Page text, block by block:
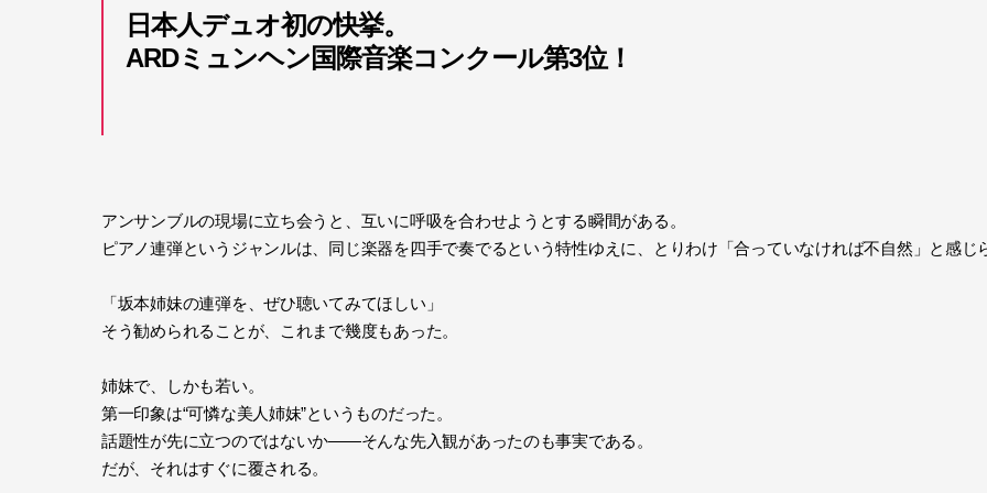
日本人デュオ初の快挙。
ARDミュンヘン国際音楽コンクール第3位！
アンサンブルの現場に立ち会うと、 互いに呼吸を合わせようとする瞬間がある。
ピアノ連弾というジャンルは、 同じ楽器を四手で奏でるという特性ゆえに、とりわけ「合っていなければ不自然」と感じ
「坂本姉妹の連弾を、ぜひ聴いてみてほしい」
そう勧められることが、これまで幾度もあった。
姉妹で、しかも若い。
第一印象は“可憐な美人姉妹”というものだった。
話題性が先に立つのではないか——そんな先入観があったのも事実である。
だが、それはすぐに覆される。